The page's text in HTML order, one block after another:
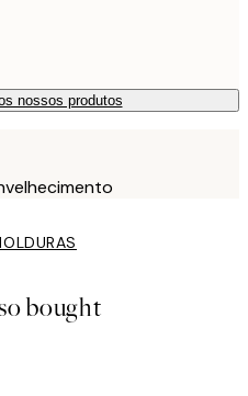
nossos produtos
bought